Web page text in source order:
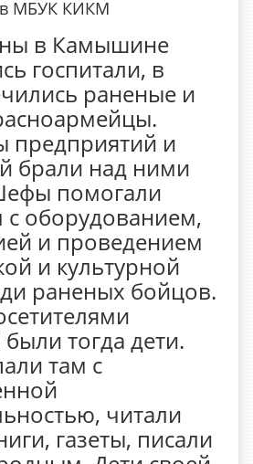
МБУК КИКМ
в Камышине
госпитали, в
раненые и
предприятий и
брали над ними
помогали
с оборудованием,
и проведением
и культурной
раненых бойцов.
были тогда дети.
там с
читали
газеты, писали